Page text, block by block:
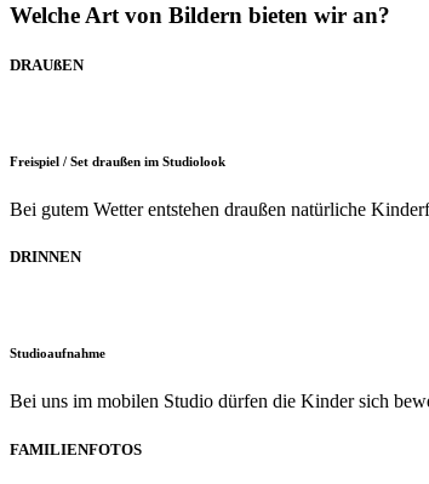
Welche Art von Bildern bieten wir an?
DRAUßEN
Freispiel / Set draußen im Studiolook
Bei gutem Wetter entstehen draußen natürliche
DRINNEN
Studioaufnahme
Bei uns im mobilen Studio dürfen die Kinder sich
FAMILIENFOTOS